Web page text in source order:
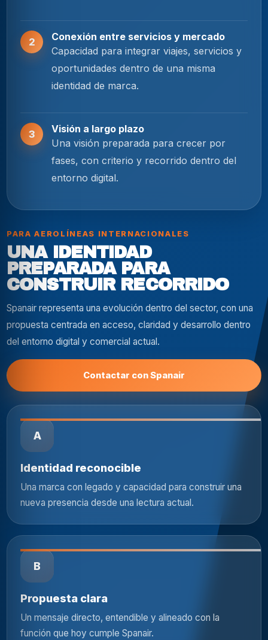
2
Conexión entre servicios y mercado
Capacidad para integrar viajes, servicios y
oportunidades dentro de una misma
identidad de marca.
3
Visión a largo plazo
Una visión preparada para crecer por
fases, con criterio y recorrido dentro del
entorno digital.
PARA AEROLÍNEAS INTERNACIONALES
UNA IDENTIDAD
PREPARADA PARA
CONSTRUIR RECORRIDO
Spanair representa una evolución dentro del sector, con una
propuesta centrada en acceso, claridad y desarrollo dentro
del entorno digital y comercial actual.
Contactar con Spanair
A
Identidad reconocible
Una marca con legado y capacidad para construir una
nueva presencia desde una lectura actual.
B
Propuesta clara
Un mensaje directo, entendible y alineado con la
función que hoy cumple Spanair.